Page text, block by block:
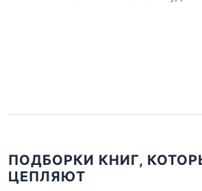
ПОДБОРКИ КНИГ,
ЦЕПЛЯЮТ